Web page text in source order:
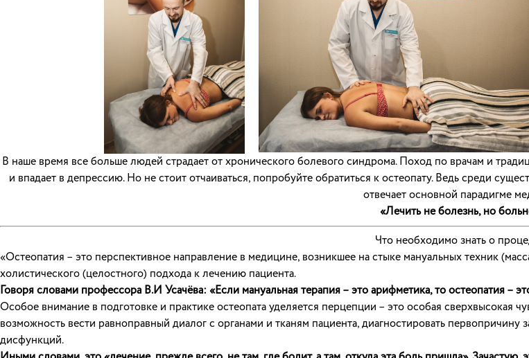
В наше время все больше людей страдает от хронического болевого синдрома. Поход по врачам и
и впадает в депрессию. Но не стоит отчаиваться, попробуйте обратиться к остеопату. Ведь среди
отвечает основной парадигме
«Лечить не болезнь, но
Что необходимо знать о
«Остеопатия – это перспективное направление в медицине, возникшее на стыке мануальных техник
холистического (целостного) подхода к лечению пациента.
Говоря словами профессора В.И Усачёва: «Если мануальная терапия – это арифметика, то остеопатия –
Особое внимание в подготовке и практике остеопата уделяется перцепции – это особая сверхвысокая
возможность вести равноправный диалог с органами и тканям пациента, диагностировать
дисфункций.